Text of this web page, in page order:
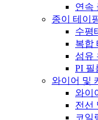
연속
종이 테이
수평
복합
섬유
PI 필
와이어 및
와이
전선
코일